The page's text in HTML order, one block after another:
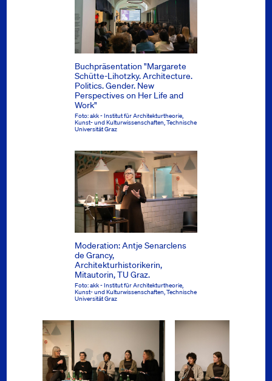
Buchpräsentation "Margarete
Schütte-Lihotzky. Architecture.
Politics. Gender. New
Perspectives on Her Life and
Work"
Foto: akk - Institut für Architekturtheorie,
Kunst- und Kulturwissenschaften, Technische
Universität Graz
Moderation: Antje Senarclens
de Grancy,
Architekturhistorikerin,
Mitautorin, TU Graz.
Foto: akk - Institut für Architekturtheorie,
Kunst- und Kulturwissenschaften, Technische
Universität Graz